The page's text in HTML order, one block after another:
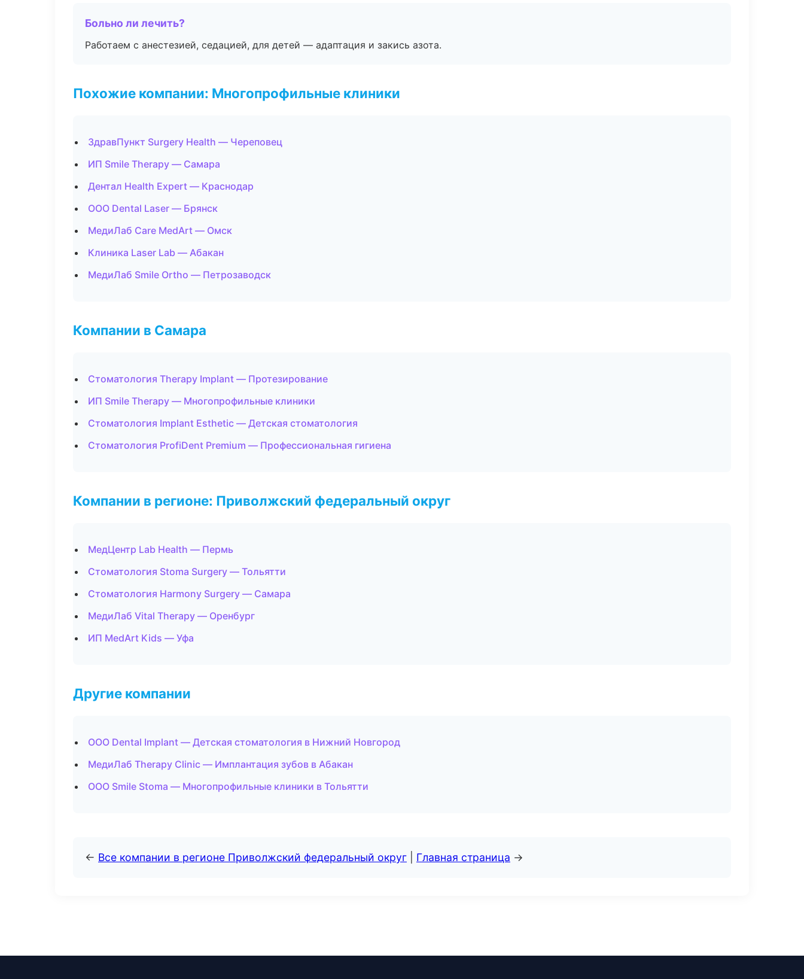
Больно ли лечить?
Работаем с анестезией, седацией, для детей — адаптация и закись азота.
Похожие компании: Многопрофильные клиники
ЗдравПункт Surgery Health — Череповец
ИП Smile Therapy — Самара
Дентал Health Expert — Краснодар
ООО Dental Laser — Брянск
МедиЛаб Care MedArt — Омск
Клиника Laser Lab — Абакан
МедиЛаб Smile Ortho — Петрозаводск
Компании в Самара
Стоматология Therapy Implant — Протезирование
ИП Smile Therapy — Многопрофильные клиники
Стоматология Implant Esthetic — Детская стоматология
Стоматология ProfiDent Premium — Профессиональная гигиена
Компании в регионе: Приволжский федеральный округ
МедЦентр Lab Health — Пермь
Стоматология Stoma Surgery — Тольятти
Стоматология Harmony Surgery — Самара
МедиЛаб Vital Therapy — Оренбург
ИП MedArt Kids — Уфа
Другие компании
ООО Dental Implant — Детская стоматология в Нижний Новгород
МедиЛаб Therapy Clinic — Имплантация зубов в Абакан
ООО Smile Stoma — Многопрофильные клиники в Тольятти
← Все компании в регионе Приволжский федеральный округ Главная страница →